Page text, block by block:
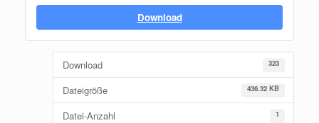
Download
Download 323
Dateigröße 436.32 KB
Datei-Anzahl 1